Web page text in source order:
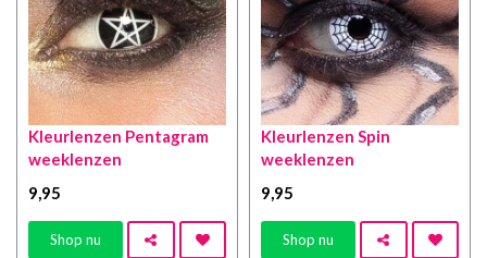
Kleurlenzen Pentagram
weeklenzen
9,95
Shop nu
Kleurlenzen Spin
weeklenzen
9,95
Shop nu